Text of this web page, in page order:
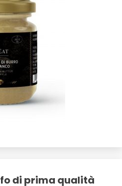
di prima qualità